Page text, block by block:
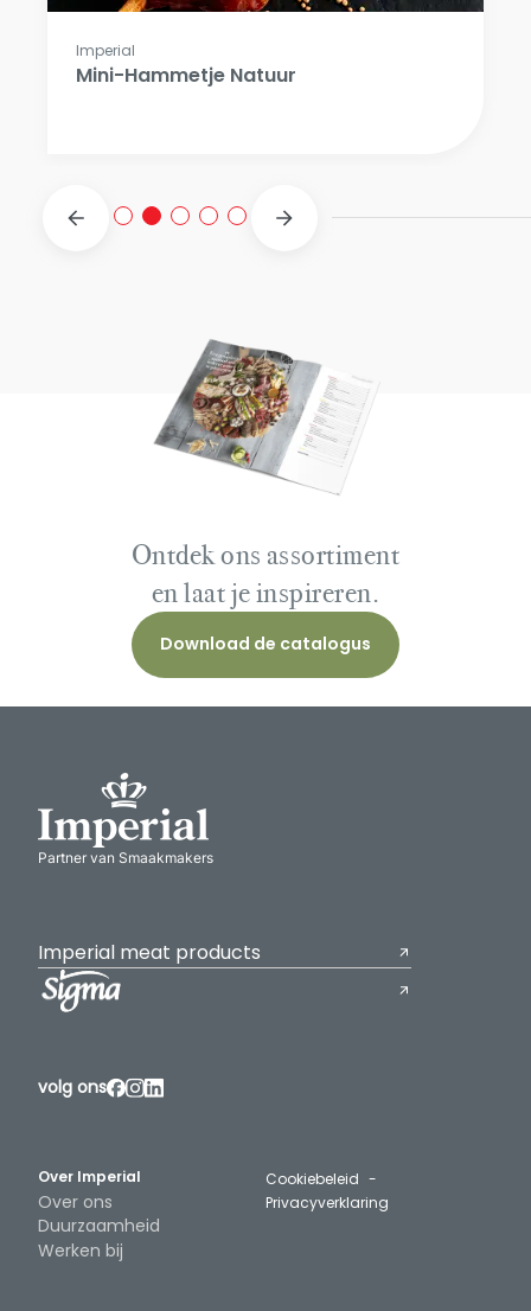
Imperial
Mini-Hammetje Natuur
Ontdek ons assortiment
en laat je inspireren.
Download de catalogus
Partner van Smaakmakers
Imperial meat products
Over Imperial
Over ons
Duurzaamheid
Werken bij
volg ons
Cookiebeleid
Privacyverklaring